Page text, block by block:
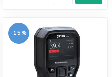
-15%